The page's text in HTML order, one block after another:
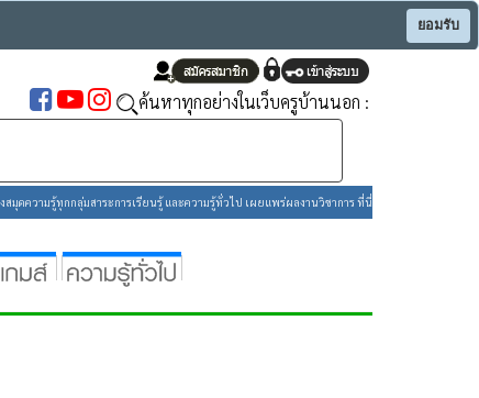
ยอมรับ
ค้นหาทุกอย่างในเว็บครูบ้านนอก :
มุดความรู้ทุกกลุ่มสาระการเรียนรู้ และความรู้ทั่วไป เผยแพร่ผลงานวิชาการ ที่นี่